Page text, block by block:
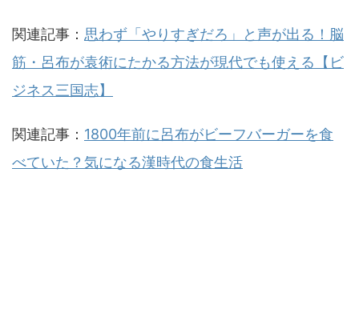
関連記事： 思わず「やりすぎだろ」と声が出る！脳
筋・呂布が袁術にたかる方法が現代でも使える【ビ
ジネス三国志】
関連記事： 1800年前に呂布がビーフバーガーを食
べていた？気になる漢時代の食生活